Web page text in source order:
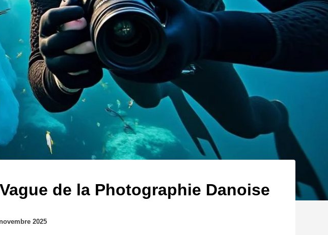
de la Photographie Danoise
2025